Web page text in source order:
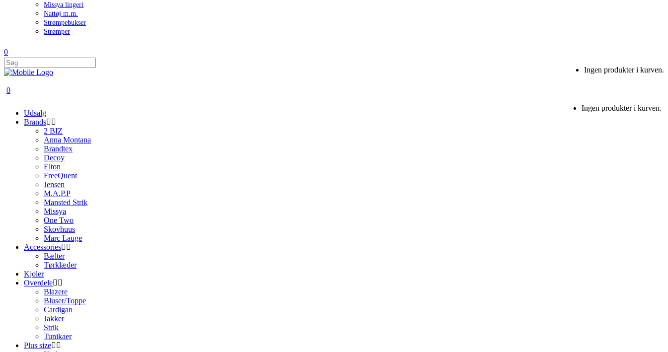
Missya lingeri
Nattøj m.m.
Strømpebukser
Strømper
0
Ingen produkter i kurven.
0
Ingen produkter i kurven.
Udsalg
Brands
2 BIZ
Anna Montana
Brandtex
Decoy
Elton
FreeQuent
Jensen
M.A.P.P
Mansted Strik
Missya
One Two
Skovhuus
Marc Lauge
Accessories
Bælter
Tørklæder
Kjoler
Overdele
Blazere
Bluser/Toppe
Cardigan
Jakker
Strik
Tunikaer
Plus size